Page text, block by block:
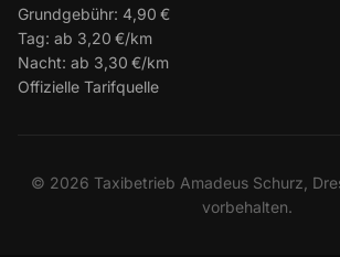
Grundgebühr: 4,90 €
Tag: ab 3,20 €/km
Nacht: ab 3,30 €/km
Offizielle Tarifquelle
© 2026 Taxibetrieb Amadeus Schurz,
vorbehalten.